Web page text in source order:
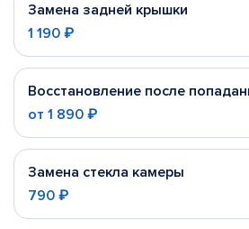
Замена задней крышки
1 190 ₽
Восстановление после
от 1 890 ₽
Замена стекла камеры
790 ₽